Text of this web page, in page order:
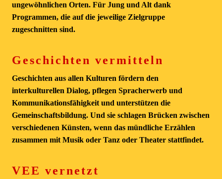
ungewöhnlichen Orten. Für Jung und Alt dank
Programmen, die auf die jeweilige Zielgruppe
zugeschnitten sind.
Geschichten vermitteln
Geschichten aus allen Kulturen fördern den
interkulturellen Dialog, pflegen Spracherwerb und
Kommunikationsfähigkeit und unterstützen die
Gemeinschaftsbildung. Und sie schlagen Brücken zwischen
verschiedenen Künsten, wenn das mündliche Erzählen
zusammen mit Musik oder Tanz oder Theater stattfindet.
VEE vernetzt